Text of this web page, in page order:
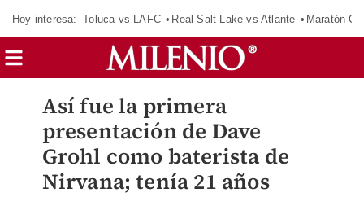
Hoy interesa: Toluca vs LAFC Real Salt Lake vs Atlante Maratón
Así fue la primera
presentación de Dave
Grohl como baterista de
Nirvana; tenía 21 años